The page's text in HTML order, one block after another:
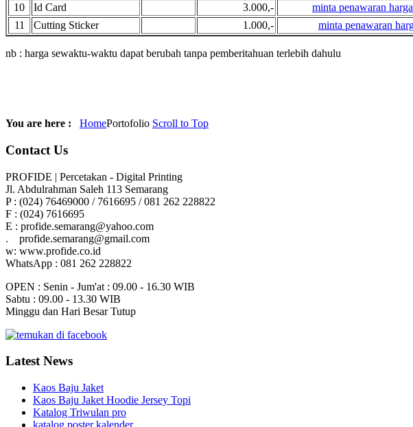
10
Id Card 3.000,-
minta penawaran
11
Cutting Sticker 1.000,- minta penawaran
nb : harga sewaktu-waktu dapat berubah tanpa pemberitahuan terlebih dahulu
You are here :
HomePortofolio Scroll to Top
Contact Us
PROFIDE | Percetakan - Digital Printing
Jl. Abdulrahman Saleh 113 Semarang
P : (024) 76469000 / 7616695 / 081 262 228822
F : (024) 7616695
E : profide.semarang@yahoo.com
. profide.semarang@gmail.com
w: www.profide.co.id
WhatsApp : 081 262 228822
OPEN : Senin - Jum'at : 09.00 - 16.30 WIB
Sabtu : 09.00 - 13.30 WIB
Minggu dan Hari Besar Tutup
LatestNews
Kaos Baju Jaket
Kaos Baju Jaket Hoodie Jersey Topi
Katalog Triwulan pro